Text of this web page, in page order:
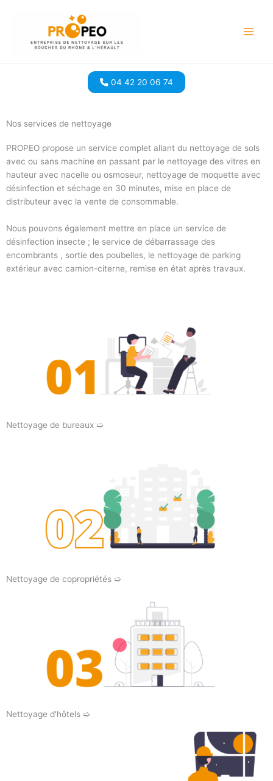
04 42 20 06 74
Nos services de nettoyage​
PROPEO propose un service complet allant du nettoyage de sols
avec ou sans machine en passant par le nettoyage des vitres en
hauteur avec nacelle ou osmoseur, nettoyage de moquette avec
désinfection et séchage en 30 minutes, mise en place de
distributeur avec la vente de consommable.
Nous pouvons également mettre en place un service de
désinfection insecte ; le service de débarrassage des
encombrants , sortie des poubelles, le nettoyage de parking
extérieur avec camion-citerne, remise en état après travaux.
Nettoyage de bureaux ➯
Nettoyage de copropriétés ➯
Nettoyage d'hôtels ➯